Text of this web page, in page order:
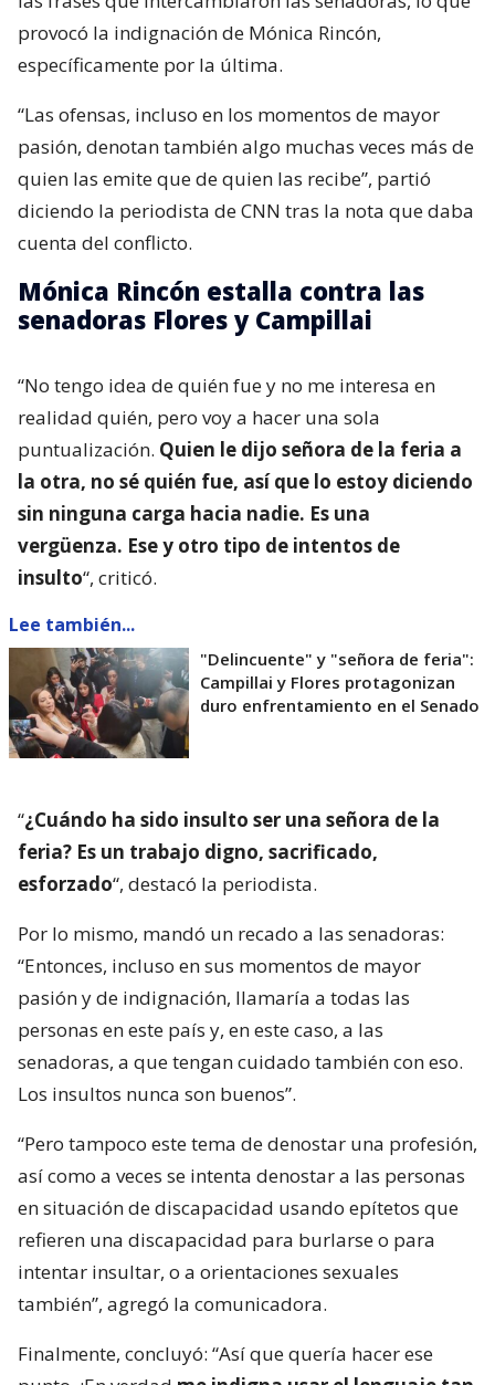
provocó la indignación de Mónica Rincón,
específicamente por la última.
“Las ofensas, incluso en los momentos de mayor
pasión, denotan también algo muchas veces más de
quien las emite que de quien las recibe”, partió
diciendo la periodista de CNN tras la nota que daba
cuenta del conflicto.
Mónica Rincón estalla contra las
senadoras Flores y Campillai
“No tengo idea de quién fue y no me interesa en
realidad quién, pero voy a hacer una sola
puntualización. Quien le dijo señora de la feria a
la otra, no sé quién fue, así que lo estoy diciendo
sin ninguna carga hacia nadie. Es una
vergüenza. Ese y otro tipo de intentos de
insulto“, criticó.
Lee también...
"Delincuente" y "señora de feria":
Campillai y Flores protagonizan
duro enfrentamiento en el Senado
“¿Cuándo ha sido insulto ser una señora de la
feria? Es un trabajo digno, sacrificado,
esforzado“, destacó la periodista.
Por lo mismo, mandó un recado a las senadoras:
“Entonces, incluso en sus momentos de mayor
pasión y de indignación, llamaría a todas las
personas en este país y, en este caso, a las
senadoras, a que tengan cuidado también con eso.
Los insultos nunca son buenos”.
“Pero tampoco este tema de denostar una profesión,
así como a veces se intenta denostar a las personas
en situación de discapacidad usando epítetos que
refieren una discapacidad para burlarse o para
intentar insultar, o a orientaciones sexuales
también”, agregó la comunicadora.
Finalmente, concluyó: “Así que quería hacer ese